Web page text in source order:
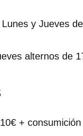
y Jueves
alternos de
+ consumición